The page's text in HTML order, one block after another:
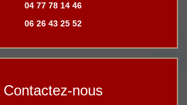
04 77 78 14 46
06 26 43 25 52
Contactez-nous